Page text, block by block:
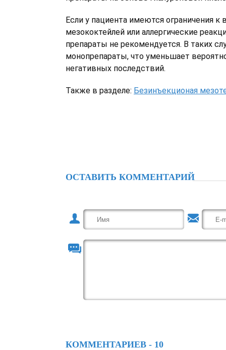
Если у пациента имеются ограничения к
мезококтейлей или аллергические
препараты не рекомендуется. В таких
монопрепараты, что уменьшает
негативных последствий.
Также в разделе: Безинъекционая
ОСТАВИТЬ КОММЕНТАРИЙ
КОММЕНТАРИЕВ - 10